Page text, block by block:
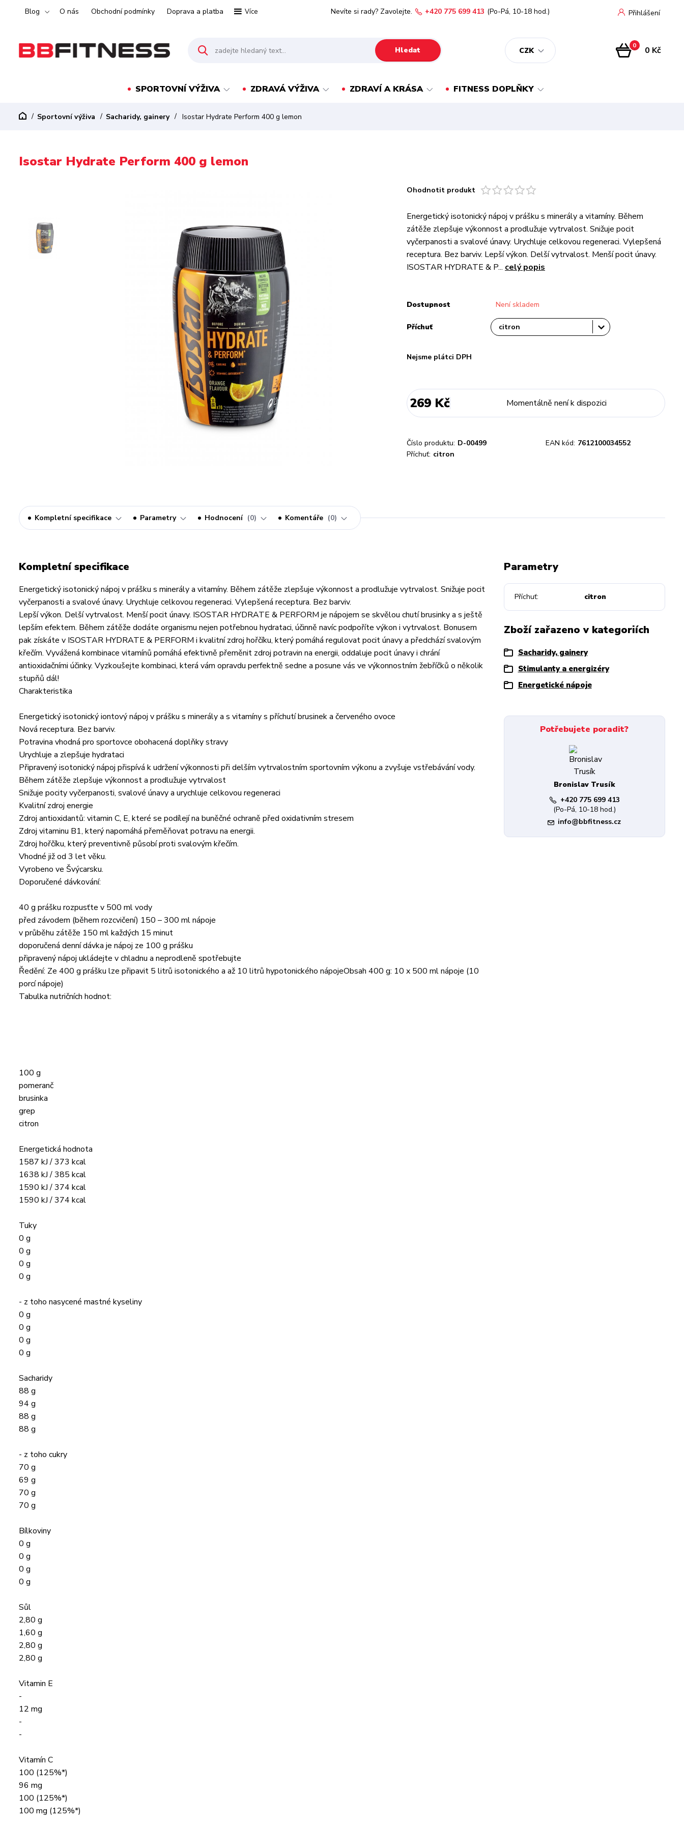
Blog O nás Obchodní podmínky Doprava a platba Více
CZK
Přihlášení
Hledat
Nevíte si rady? Zavolejte. +420 775 699 413 (Po-Pá, 10-18 hod.)
0 0 Kč
SPORTOVNÍ VÝŽIVA ZDRAVÁ VÝŽIVA ZDRAVÍ A KRÁSA FITNESS DOPLŇKY
Sportovní výživa Sacharidy, gainery Isostar Hydrate Perform 400 g lemon
Isostar Hydrate Perform 400 g lemon
Ohodnotit produkt
Energetický isotonický nápoj v prášku s minerály a vitamíny. Během
zátěže zlepšuje výkonnost a prodlužuje vytrvalost. Snižuje pocit
vyčerpanosti a svalové únavy. Urychluje celkovou regeneraci. Vylepšená
receptura. Bez barviv. Lepší výkon. Delší vytrvalost. Menší pocit únavy.
ISOSTAR HYDRATE & P... celý popis
Dostupnost Není skladem
Příchuť
Nejsme plátci DPH
269 Kč Momentálně není k dispozici
Číslo produktu: D-00499 EAN kód: 7612100034552
Příchuť: citron
Kompletní specifikace Parametry Hodnocení 0 Komentáře 0
Kompletní specifikace
Energetický isotonický nápoj v prášku s minerály a vitamíny. Během zátěže zlepšuje výkonnost a prodlužuje vytrvalost. Snižuje pocit
vyčerpanosti a svalové únavy. Urychluje celkovou regeneraci. Vylepšená receptura. Bez barviv.
Lepší výkon. Delší vytrvalost. Menší pocit únavy. ISOSTAR HYDRATE & PERFORM je nápojem se skvělou chutí brusinky a s ještě
lepším efektem. Během zátěže dodáte organismu nejen potřebnou hydrataci, účinně navíc podpoříte výkon i vytrvalost. Bonusem
pak získáte v ISOSTAR HYDRATE & PERFORM i kvalitní zdroj hořčíku, který pomáhá regulovat pocit únavy a předchází svalovým
křečím. Vyvážená kombinace vitamínů pomáhá efektivně přeměnit zdroj potravin na energii, oddaluje pocit únavy i chrání
antioxidačními účinky. Vyzkoušejte kombinaci, která vám opravdu perfektně sedne a posune vás ve výkonnostním žebříčků o několik
stupňů dál!
Charakteristika
Energetický isotonický iontový nápoj v prášku s minerály a s vitamíny s příchutí brusinek a červeného ovoce
Nová receptura. Bez barviv.
Potravina vhodná pro sportovce obohacená doplňky stravy
Urychluje a zlepšuje hydrataci
Připravený isotonický nápoj přispívá k udržení výkonnosti při delším vytrvalostním sportovním výkonu a zvyšuje vstřebávání vody.
Během zátěže zlepšuje výkonnost a prodlužuje vytrvalost
Snižuje pocity vyčerpanosti, svalové únavy a urychluje celkovou regeneraci
Kvalitní zdroj energie
Zdroj antioxidantů: vitamin C, E, které se podílejí na buněčné ochraně před oxidativním stresem
Zdroj vitaminu B1, který napomáhá přeměňovat potravu na energii.
Zdroj hořčíku, který preventivně působí proti svalovým křečím.
Vhodné již od 3 let věku.
Vyrobeno ve Švýcarsku.
Doporučené dávkování:
40 g prášku rozpusťte v 500 ml vody
před závodem (během rozcvičení) 150 – 300 ml nápoje
v průběhu zátěže 150 ml každých 15 minut
doporučená denní dávka je nápoj ze 100 g prášku
připravený nápoj ukládejte v chladnu a neprodleně spotřebujte
Ředění: Ze 400 g prášku lze připavit 5 litrů isotonického a až 10 litrů hypotonického nápojeObsah 400 g: 10 x 500 ml nápoje (10
porcí nápoje)
Tabulka nutričních hodnot:
100 g
pomeranč
brusinka
grep
citron
Energetická hodnota
1587 kJ / 373 kcal
1638 kJ / 385 kcal
1590 kJ / 374 kcal
1590 kJ / 374 kcal
Tuky
0 g
0 g
0 g
0 g
- z toho nasycené mastné kyseliny
0 g
0 g
0 g
0 g
Sacharidy
88 g
94 g
88 g
88 g
- z toho cukry
70 g
69 g
70 g
70 g
Bílkoviny
0 g
0 g
0 g
0 g
Sůl
2,80 g
1,60 g
2,80 g
2,80 g
Vitamin E
-
12 mg
-
-
Vitamín C
100 (125%*)
96 mg
100 (125%*)
100 mg (125%*)
Parametry
Příchuť citron
Zboží zařazeno v kategoriích
Sacharidy, gainery
Stimulanty a energizéry
Energetické nápoje
Potřebujete poradit?
Bronislav Trusík
+420 775 699 413
(Po-Pá, 10-18 hod.)
info@bbfitness.cz